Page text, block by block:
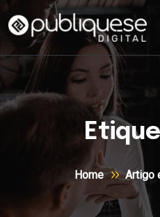
Home Artigo